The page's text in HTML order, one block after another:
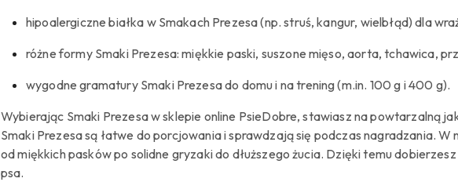
hipoalergiczne białka w Smakach Prezesa (np. struś, kangur, wielbłąd) dla
różne formy Smaki Prezesa: miękkie paski, suszone mięso, aorta, tchawica,
wygodne gramatury Smaki Prezesa do domu i na trening (m.in. 100 g i 400 g).
Wybierając Smaki Prezesa w sklepie online PsieDobre, stawiasz na powtarzalną
Smaki Prezesa są łatwe do porcjowania i sprawdzają się podczas nagradzania.
od miękkich pasków po solidne gryzaki do dłuższego żucia. Dzięki temu
psa.